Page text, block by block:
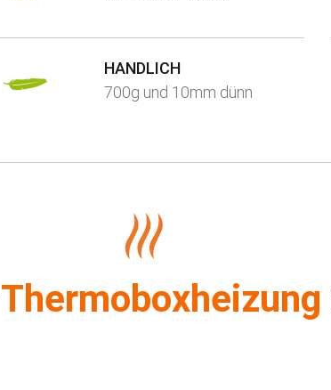
HANDLICH
700g und 10mm dünn
Thermoboxheizung